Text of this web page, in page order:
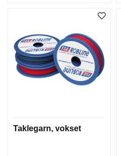
Taklegarn, vokset